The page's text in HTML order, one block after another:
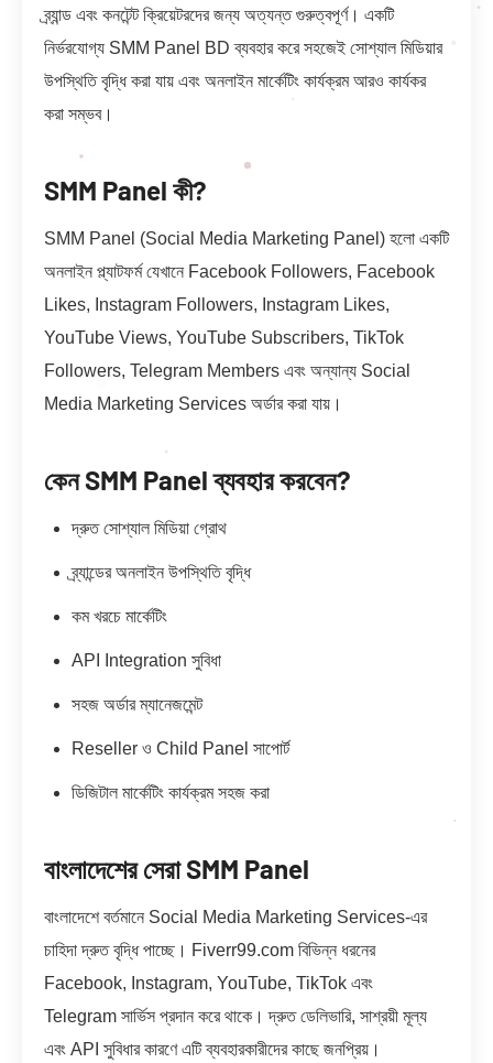
ব্র্যান্ড এবং কনটেন্ট ক্রিয়েটরদের জন্য অত্যন্ত গুরুত্বপূর্ণ। একটি
নির্ভরযোগ্য SMM Panel BD ব্যবহার করে সহজেই সোশ্যাল মিডিয়ার
উপস্থিতি বৃদ্ধি করা যায় এবং অনলাইন মার্কেটিং কার্যক্রম আরও কার্যকর
করা সম্ভব।
SMM Panel কী?
SMM Panel (Social Media Marketing Panel) হলো একটি
অনলাইন প্ল্যাটফর্ম যেখানে Facebook Followers, Facebook
Likes, Instagram Followers, Instagram Likes,
YouTube Views, YouTube Subscribers, TikTok
Followers, Telegram Members এবং অন্যান্য Social
Media Marketing Services অর্ডার করা যায়।
কেন SMM Panel ব্যবহার করবেন?
দ্রুত সোশ্যাল মিডিয়া গ্রোথ
ব্র্যান্ডের অনলাইন উপস্থিতি বৃদ্ধি
কম খরচে মার্কেটিং
API Integration সুবিধা
সহজ অর্ডার ম্যানেজমেন্ট
Reseller ও Child Panel সাপোর্ট
ডিজিটাল মার্কেটিং কার্যক্রম সহজ করা
বাংলাদেশের সেরা SMM Panel
বাংলাদেশে বর্তমানে Social Media Marketing Services-এর
চাহিদা দ্রুত বৃদ্ধি পাচ্ছে। Fiverr99.com বিভিন্ন ধরনের
Facebook, Instagram, YouTube, TikTok এবং
Telegram সার্ভিস প্রদান করে থাকে। দ্রুত ডেলিভারি, সাশ্রয়ী মূল্য
এবং API সুবিধার কারণে এটি ব্যবহারকারীদের কাছে জনপ্রিয়।